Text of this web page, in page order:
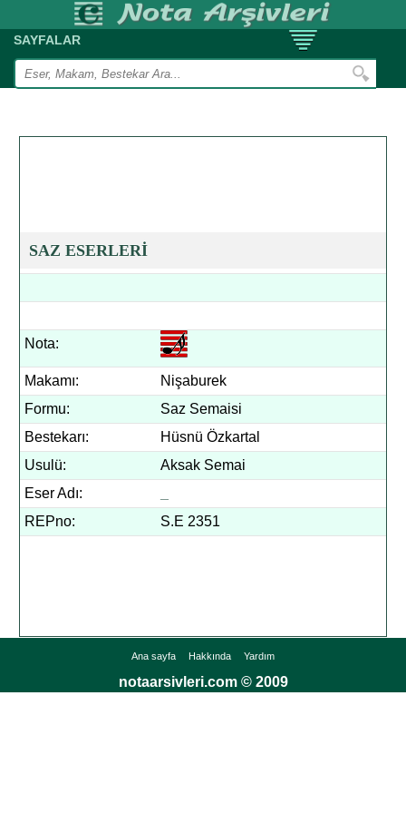
SAYFALAR
SAZ ESERLERİ
Nota:
Makamı:
Nişaburek
Formu:
Saz Semaisi
Bestekarı:
Hüsnü Özkartal
Usulü:
Aksak Semai
Eser Adı:
REPno:
S.E 2351
Ana sayfa Hakkında Yardım
notaarsivleri.com © 2009